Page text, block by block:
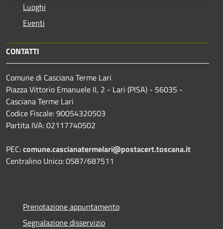
Luoghi
Eventi
CONTATTI
Comune di Casciana Terme Lari
Piazza Vittorio Emanuele II, 2 - Lari (PISA) - 56035 -
Casciana Terme Lari
Codice Fiscale: 90054320503
Partita IVA: 02117740502
PEC:comune.cascianatermelari@postacert.toscana.it
Centralino Unico: 0587/687511
Prenotazione appuntamento
Segnalazione disservizio